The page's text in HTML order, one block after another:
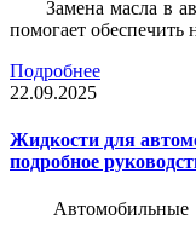
Замена масла в
помогает обеспечить
Подробнее
22.09.2025
Жидкости для
подробное
Автомобильные